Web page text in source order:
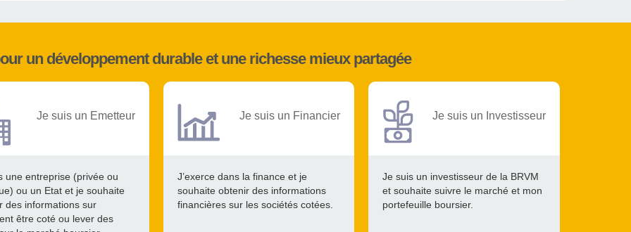
un développement durable et une richesse mieux partagée
Je suis un Emetteur
une entreprise (privée ou
ou un Etat et je souhaite
des informations sur
être coté ou lever des
Je suis un Financier
J’exerce dans la finance et je
souhaite obtenir des informations
financières sur les sociétés cotées.
Je suis un Investisseur
Je suis un investisseur de la BRVM
et souhaite suivre le marché et mon
portefeuille boursier.